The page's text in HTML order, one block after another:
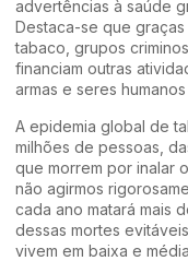
advertências à saúde
Destaca-se que
tabaco, grupos
financiam outras
armas e seres
A epidemia global de
milhões de pessoas,
que morrem por inalar
não agirmos
cada ano matará mais
dessas mortes
vivem em baixa e